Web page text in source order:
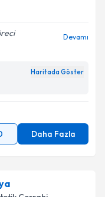
Devamı
Haritada Göster
Daha Fazla